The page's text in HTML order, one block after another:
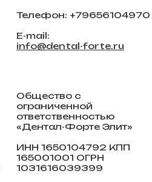
Телефон: +79656104970
E-mail:
info@dental-forte.ru
Общество с
ограниченной
ответственностью
«Дентал-Форте Элит»
ИНН 1650104792 КПП
165001001 ОГРН
1031616039399